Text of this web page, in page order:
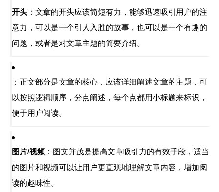
开头 ：文章的开头应该简短有力，能够迅速吸引用户的注
意力，可以是一个引人入胜的故事，也可以是一个有趣的
问题，或者是对文章主题的简要介绍。
：正文部分是文章的核心，应该详细阐述文章的主题，可
以按照逻辑顺序，分点阐述，每个点都用小标题来标识，
便于用户阅读。
图片/视频 ：图文并茂是提高文章吸引力的有效手段，适当
的图片和视频可以让用户更直观地理解文章内容，增加阅
读的趣味性。